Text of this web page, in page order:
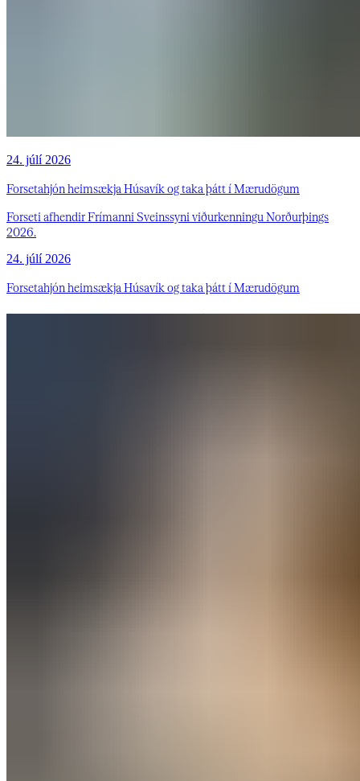
24. júlí 2026
Forsetahjón heimsækja Húsavík og taka þátt í Mærudögum
Forseti afhendir Frímanni Sveinssyni viðurkenningu Norðurþings
2026.
24. júlí 2026
Forsetahjón heimsækja Húsavík og taka þátt í Mærudögum